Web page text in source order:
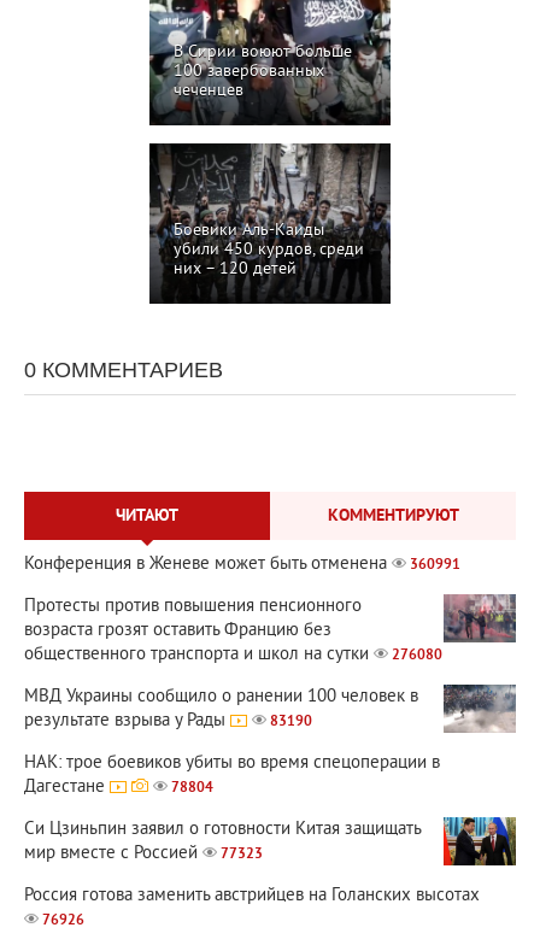
В Сирии воюют больше
100 завербованных
чеченцев
Боевики Аль-Каиды
убили 450 курдов, среди
них – 120 детей
0 КОММЕНТАРИЕВ
ЧИТАЮТ КОММЕНТИРУЮТ
Конференция в Женеве может быть отменена 360991
Протесты против повышения пенсионного
возраста грозят оставить Францию без
общественного транспорта и школ на сутки
276080
МВД Украины сообщило о ранении 100 человек в
результате взрыва у Рады
83190
НАК: трое боевиков убиты во время спецоперации в
Дагестане
78804
Си Цзиньпин заявил о готовности Китая защищать
мир вместе с Россией
77323
Россия готова заменить австрийцев на Голанских высотах
76926